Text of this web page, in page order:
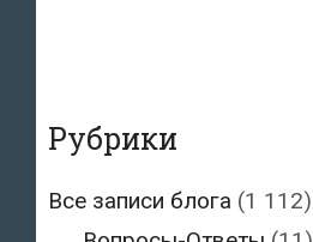
Рубрики
Все записи блога (1 112)